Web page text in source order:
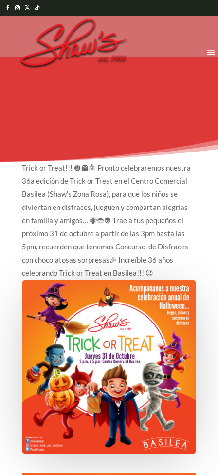
Trick or Treat!!! 🎃👻🤖 Pronto celebraremos nuestra
36a edición de Trick or Treat en el Centro Comercial
Basilea (Shaw’s Zona Rosa), para que los niños se
diviertan en disfraces, jueguen y compartan alegrías
en familia y amigos… 🐝🐞👽 Trae a tus pequeños el
próximo 31 de octubre a partir de las 3pm hasta las
5pm, recuerden que tenemos Concurso de Disfraces
con chocolatosas sorpresas🎉 Increíble 36 años
celebrando Trick or Treat en Basilea!!! 😉